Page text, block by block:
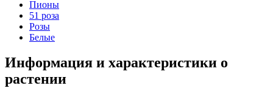
Пионы
51 роза
Розы
Белые
Информация и характеристики о
растении